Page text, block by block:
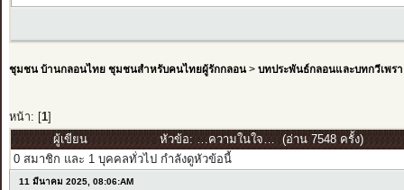
ชุมชน บ้านกลอนไทย ชุมชนสำหรับคนไทยผู้รักกลอน> บทประพันธ์กลอนและบทกวีเพรา
หน้า: [ 1]
ผู้เขียน
หัวข้อ: …ความในใจ… (อ่าน 7548 ครั้ง)
0 สมาชิก และ 1 บุคคลทั่วไป กำลังดูหัวข้อนี้
11 มีนาคม 2025, 08:06:AM